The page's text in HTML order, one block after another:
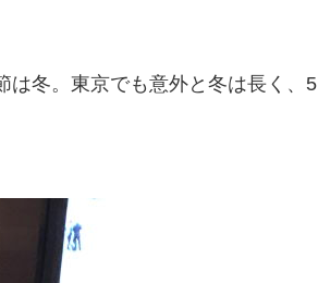
は冬。東京でも意外と冬は長く、5